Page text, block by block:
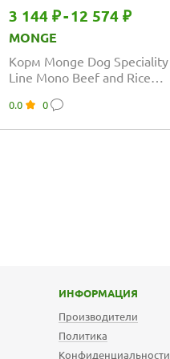
3 144 ₽- 12 574 ₽
MONGE
Корм Monge Dog Speciality
Line Mono Beef and Rice
взрослых собак...
0.0 0
ИНФОРМАЦИЯ
Производители
Политика
Конфиденциальности